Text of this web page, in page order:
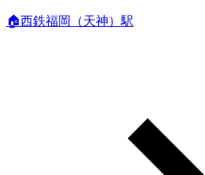
🏠西鉄福岡（天神）駅